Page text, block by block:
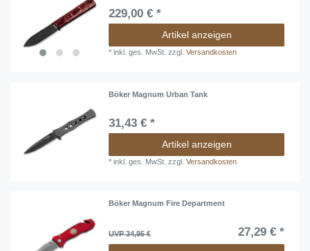
229,00 € *
Artikel anzeigen
*inkl. ges. MwSt. zzgl.Versandkosten
Böker Magnum Urban Tank
31,43 € *
Artikel anzeigen
*inkl. ges. MwSt. zzgl.Versandkosten
Böker Magnum Fire Department
UVP 34,95 € 27,29 € *